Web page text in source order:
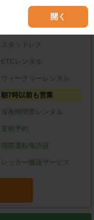
開く
スタッドレス
ETCレンタル
ウィークリーレンタル
朝7時以前も営業
深夜時間帯レンタル
直前予約
国際運転免許証
レッカー搬送サービス